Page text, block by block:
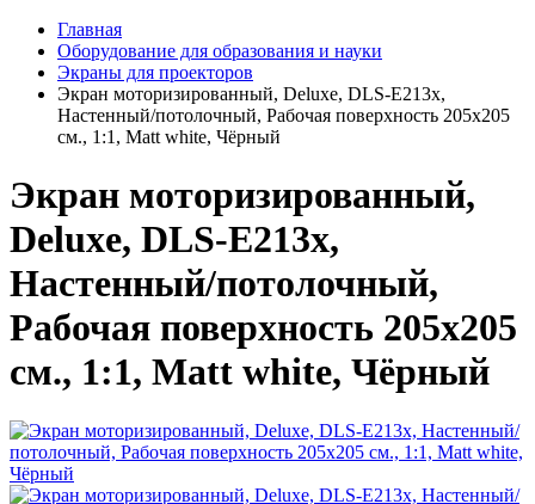
Главная
Оборудование для образования и науки
Экраны для проекторов
Экран моторизированный, Deluxe, DLS-E213x,
Настенный/потолочный, Рабочая поверхность 205х205
см., 1:1, Matt white, Чёрный
Экран моторизированный,
Deluxe, DLS-E213x,
Настенный/потолочный,
Рабочая поверхность 205х205
см., 1:1, Matt white, Чёрный